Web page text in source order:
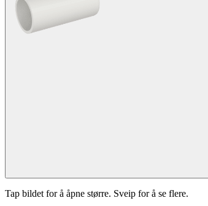
Tap bildet for å åpne større. Sveip for å se flere.